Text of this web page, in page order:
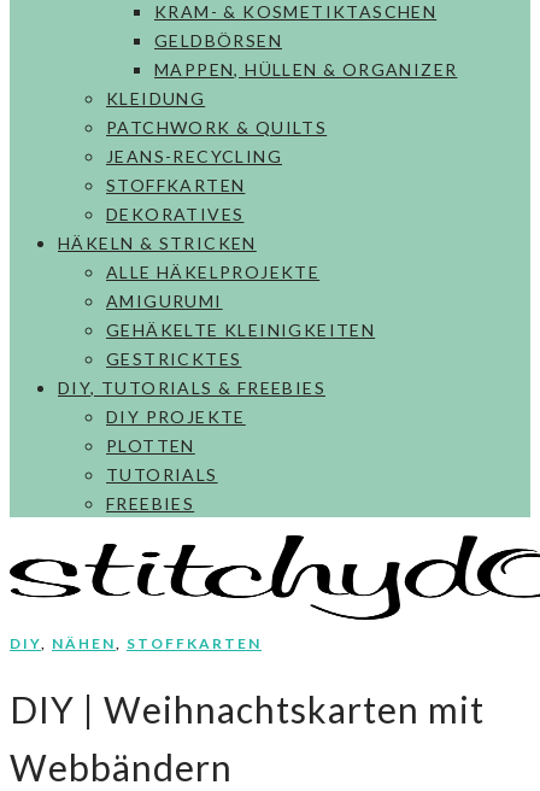
KRAM- & KOSMETIKTASCHEN
GELDBÖRSEN
MAPPEN, HÜLLEN & ORGANIZER
KLEIDUNG
PATCHWORK & QUILTS
JEANS-RECYCLING
STOFFKARTEN
DEKORATIVES
HÄKELN & STRICKEN
ALLE HÄKELPROJEKTE
AMIGURUMI
GEHÄKELTE KLEINIGKEITEN
GESTRICKTES
DIY, TUTORIALS & FREEBIES
DIY PROJEKTE
PLOTTEN
TUTORIALS
FREEBIES
DIY, NÄHEN, STOFFKARTEN
DIY | Weihnachtskarten mit
Webbändern